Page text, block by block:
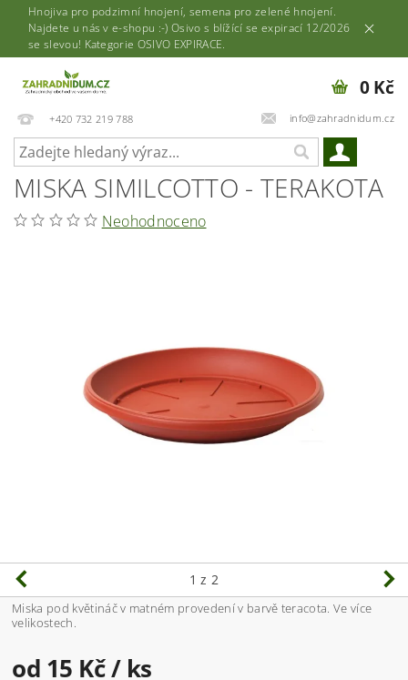
Hnojiva pro podzimní hnojení, semena pro zelené hnojení.
Najdete u nás v e-shopu :-) Osivo s blížící se expirací 12/2026
se slevou! Kategorie OSIVO EXPIRACE.
+420 732 219 788 info@zahradnidum.cz
0 Kč
MISKA SIMILCOTTO - TERAKOTA
Neohodnoceno
1 z 2
Miska pod květináč v matném provedení v barvě teracota. Ve více
velikostech.
od 15 Kč/ ks